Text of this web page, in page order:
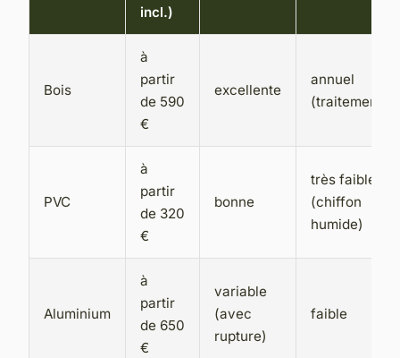
incl.)
Bois
à
partir
de 590
€
excellente
annuel
(traitement)
PVC
à
partir
de 320
€
bonne
très faible
(chiffon
humide)
Aluminium
à
partir
de 650
€
variable
(avec
rupture)
faible